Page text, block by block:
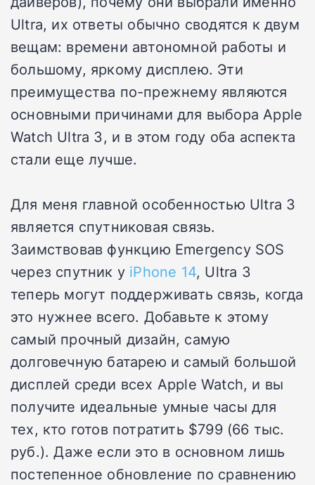
Ultra, их ответы обычно сводятся к двум
вещам: времени автономной работы и
большому, яркому дисплею. Эти
преимущества по-прежнему являются
основными причинами для выбора Apple
Watch Ultra 3, и в этом году оба аспекта
стали еще лучше.
Для меня главной особенностью Ultra 3
является спутниковая связь.
Заимствовав функцию Emergency SOS
через спутник у iPhone 14, Ultra 3
теперь могут поддерживать связь, когда
это нужнее всего. Добавьте к этому
самый прочный дизайн, самую
долговечную батарею и самый большой
дисплей среди всех Apple Watch, и вы
получите идеальные умные часы для
тех, кто готов потратить $799 (66 тыс.
руб.). Даже если это в основном лишь
постепенное обновление по сравнению